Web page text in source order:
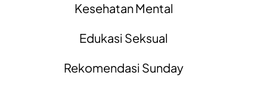
Kesehatan Mental
Edukasi Seksual
Rekomendasi Sunday